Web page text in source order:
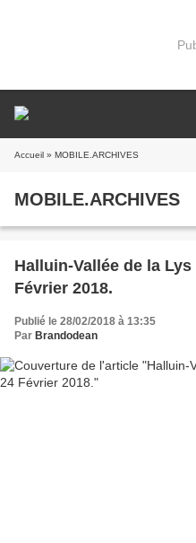
Accueil » MOBILE.ARCHIVES
MOBILE.ARCHIVES
Halluin-Vallée de la
Février 2018.
Publié le 28/02/2018 à 13:35
Par Brandodean